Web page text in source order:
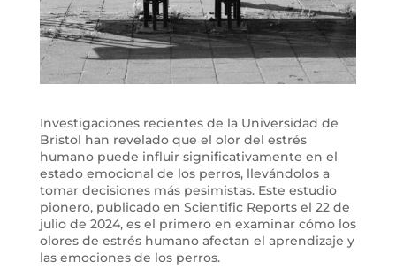
Investigaciones recientes de la Universidad de
Bristol han revelado que el olor del estrés
humano puede influir significativamente en el
estado emocional de los perros, llevándolos a
tomar decisiones más pesimistas. Este estudio
pionero, publicado en Scientific Reports el 22 de
julio de 2024, es el primero en examinar cómo los
olores de estrés humano afectan el aprendizaje y
las emociones de los perros.